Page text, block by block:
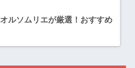
ルソムリエが厳選！おすすめ